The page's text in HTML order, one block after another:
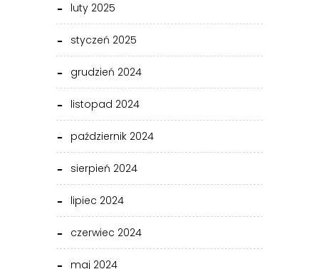
luty 2025
styczeń 2025
grudzień 2024
listopad 2024
październik 2024
sierpień 2024
lipiec 2024
czerwiec 2024
maj 2024